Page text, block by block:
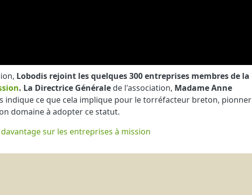
Lobodis rejoint les quelques 300 entreprises membres de la
. La Directrice Généralede l'association, Madame Anne
indique ce que cela implique pour le torréfacteur breton, pionner
domaine à adopter ce statut.
sur les entreprises à mission